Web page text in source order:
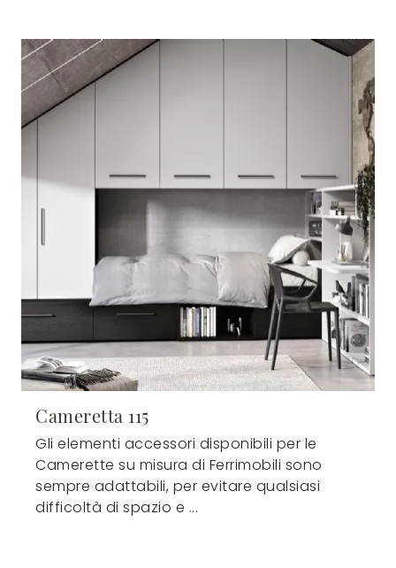
Cameretta 115
Gli elementi accessori disponibili per le
Camerette su misura di Ferrimobili sono
sempre adattabili, per evitare qualsiasi
difficoltà di spazio e ...